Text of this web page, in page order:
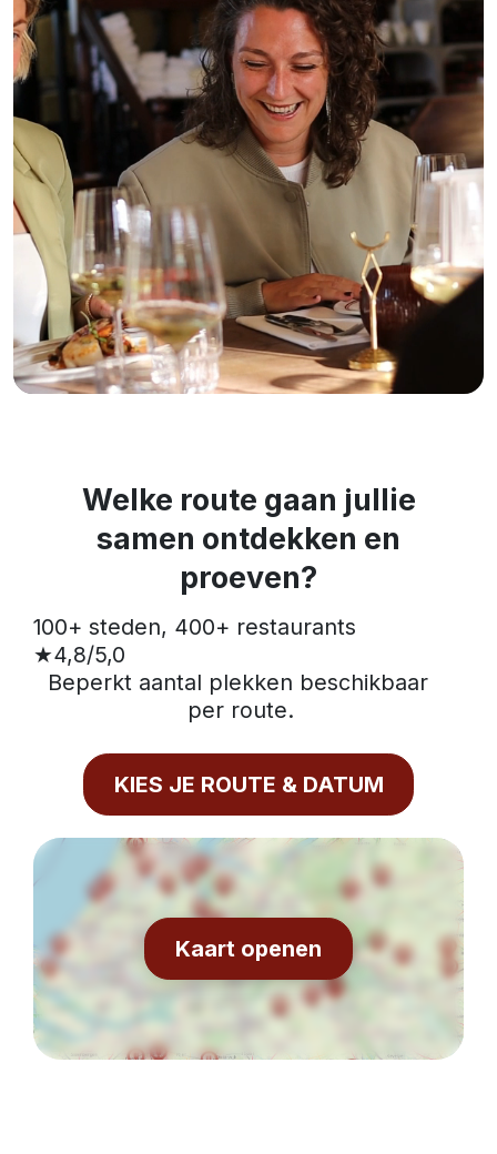
Welke route gaan jullie
samen ontdekken en
proeven?
100+ steden, 400+ restaurants
★4,8/5,0
Beperkt aantal plekken beschikbaar
per route.
KIES JE ROUTE & DATUM
Kaart openen